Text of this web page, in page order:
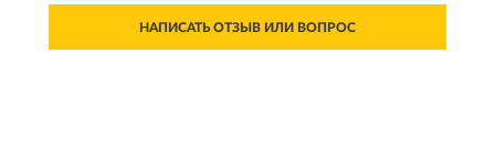
НАПИСАТЬ ОТЗЫВ ИЛИ ВОПРОС